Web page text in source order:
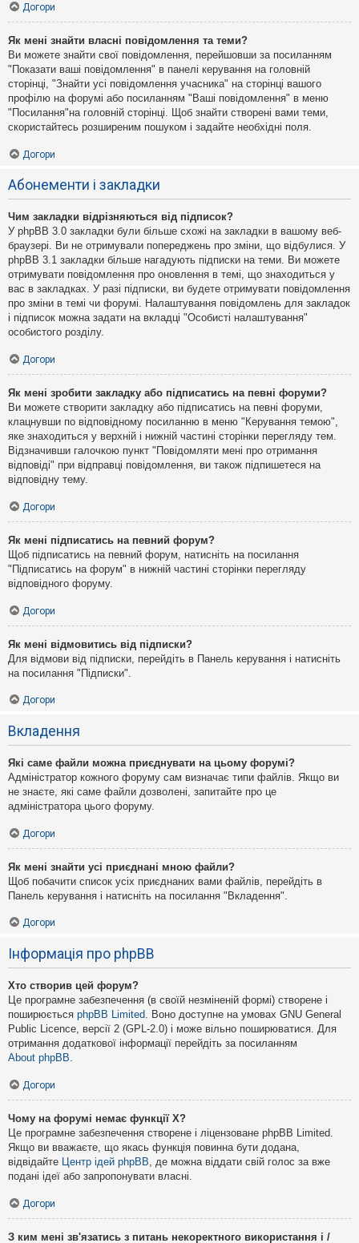
Догори
Як мені знайти власні повідомлення та теми?
Ви можете знайти свої повідомлення, перейшовши за посиланням
"Показати ваші повідомлення" в панелі керування на головній
сторінці, "Знайти усі повідомлення учасника" на сторінці вашого
профілю на форумі або посиланням "Ваші повідомлення" в меню
"Посилання"на головній сторінці. Щоб знайти створені вами теми,
скористайтесь розширеним пошуком і задайте необхідні поля.
Догори
Абонементи і закладки
Чим закладки відрізняються від підписок?
У phpBB 3.0 закладки були більше схожі на закладки в вашому веб-
браузері. Ви не отримували попереджень про зміни, що відбулися. У
phpBB 3.1 закладки більше нагадують підписки на теми. Ви можете
отримувати повідомлення про оновлення в темі, що знаходиться у
вас в закладках. У разі підписки, ви будете отримувати повідомлення
про зміни в темі чи форумі. Налаштування повідомлень для закладок
і підписок можна задати на вкладці "Особисті налаштування"
особистого розділу.
Догори
Як мені зробити закладку або підписатись на певні форуми?
Ви можете створити закладку або підписатись на певні форуми,
клацнувши по відповідному посиланню в меню "Керування темою",
яке знаходиться у верхній і нижній частині сторінки перегляду тем.
Відзначивши галочкою пункт "Повідомляти мені про отримання
відповіді" при відправці повідомлення, ви також підпишетеся на
відповідну тему.
Догори
Як мені підписатись на певний форум?
Щоб підписатись на певний форум, натисніть на посилання
"Підписатись на форум" в нижній частині сторінки перегляду
відповідного форуму.
Догори
Як мені відмовитись від підписки?
Для відмови від підписки, перейдіть в Панель керування і натисніть
на посилання "Підписки".
Догори
Вкладення
Які саме файли можна приєднувати на цьому форумі?
Адміністратор кожного форуму сам визначає типи файлів. Якщо ви
не знаєте, які саме файли дозволені, запитайте про це
адміністратора цього форуму.
Догори
Як мені знайти усі приєднані мною файли?
Щоб побачити список усіх приєднаних вами файлів, перейдіть в
Панель керування і натисніть на посилання "Вкладення".
Догори
Інформація про phpBB
Хто створив цей форум?
Це програмне забезпечення (в своїй незміненій формі) створене і
поширюється phpBB Limited. Воно доступне на умовах GNU General
Public Licence, версії 2 (GPL-2.0) і може вільно поширюватися. Для
отримання додаткової інформації перейдіть за посиланням
About phpBB.
Догори
Чому на форумі немає функції X?
Це програмне забезпечення створене і ліцензоване phpBB Limited.
Якщо ви вважаєте, що якась функція повинна бути додана,
відвідайте Центр ідей phpBB, де можна віддати свій голос за вже
подані ідеї або запропонувати власні.
Догори
З ким мені зв'язатись з питань некоректного використання і /